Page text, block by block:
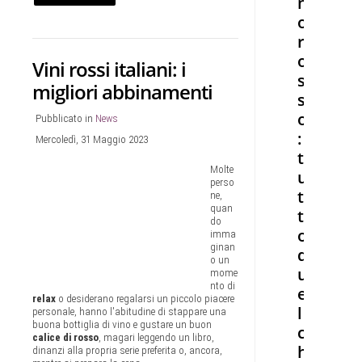
Vini rossi italiani: i
migliori abbinamenti
Pubblicato in News
Mercoledì, 31 Maggio 2023
Molte
perso
ne,
quan
do
imma
ginan
o un
mome
nto di
relax o desiderano regalarsi un piccolo piacere
personale, hanno l'abitudine di stappare una
buona bottiglia di vino e gustare un buon
calice di rosso , magari leggendo un libro,
dinanzi alla propria serie preferita o, ancora,
o
r
o
s
s
o
:
t
u
t
t
o
q
u
e
l
c
h